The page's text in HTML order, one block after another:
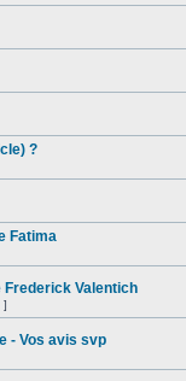
?
Fatima
Frederick Valentich
]
- Vos avis svp